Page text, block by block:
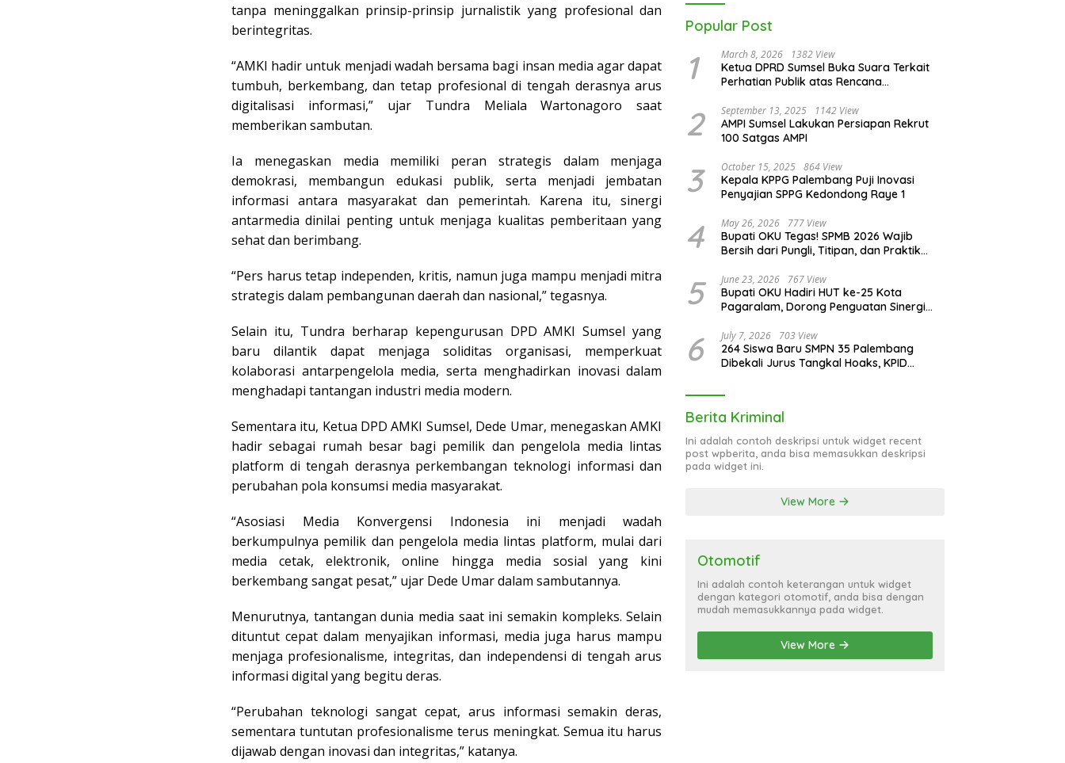
tanpa meninggalkan prinsip-prinsip jurnalistik yang profesional dan
berintegritas.
“AMKI hadir untuk menjadi wadah bersama bagi insan media agar dapat
tumbuh, berkembang, dan tetap profesional di tengah derasnya arus
digitalisasi informasi,” ujar Tundra Meliala Wartonagoro saat
memberikan sambutan.
Ia menegaskan media memiliki peran strategis dalam menjaga
demokrasi, membangun edukasi publik, serta menjadi jembatan
informasi antara masyarakat dan pemerintah. Karena itu, sinergi
antarmedia dinilai penting untuk menjaga kualitas pemberitaan yang
sehat dan berimbang.
“Pers harus tetap independen, kritis, namun juga mampu menjadi mitra
strategis dalam pembangunan daerah dan nasional,” tegasnya.
Selain itu, Tundra berharap kepengurusan DPD AMKI Sumsel yang
baru dilantik dapat menjaga soliditas organisasi, memperkuat
kolaborasi antarpengelola media, serta menghadirkan inovasi dalam
menghadapi tantangan industri media modern.
Sementara itu, Ketua DPD AMKI Sumsel, Dede Umar, menegaskan AMKI
hadir sebagai rumah besar bagi pemilik dan pengelola media lintas
platform di tengah derasnya perkembangan teknologi informasi dan
perubahan pola konsumsi media masyarakat.
“Asosiasi Media Konvergensi Indonesia ini menjadi wadah
berkumpulnya pemilik dan pengelola media lintas platform, mulai dari
media cetak, elektronik, online hingga media sosial yang kini
berkembang sangat pesat,” ujar Dede Umar dalam sambutannya.
Menurutnya, tantangan dunia media saat ini semakin kompleks. Selain
dituntut cepat dalam menyajikan informasi, media juga harus mampu
menjaga profesionalisme, integritas, dan independensi di tengah arus
informasi digital yang begitu deras.
“Perubahan teknologi sangat cepat, arus informasi semakin deras,
sementara tuntutan profesionalisme terus meningkat. Semua itu harus
dijawab dengan inovasi dan integritas,” katanya.
Popular Post
1 March 8, 2026 1382 View
Ketua DPRD Sumsel Buka Suara Terkait
Perhatian Publik atas Rencana
2 September 13, 2025 1142 View
AMPI Sumsel Lakukan Persiapan Rekrut
100 Satgas AMPI
3 October 15, 2025 864 View
Kepala KPPG Palembang Puji Inovasi
Penyajian SPPG Kedondong Raye 1
4 May 26, 2026 777 View
Bupati OKU Tegas! SPMB 2026 Wajib
Bersih dari Pungli, Titipan, dan Praktik
5 June 23, 2026 767 View
Bupati OKU Hadiri HUT ke-25 Kota
Pagaralam, Dorong Penguatan Sinergi
6 July 7, 2026 703 View
264 Siswa Baru SMPN 35 Palembang
Dibekali Jurus Tangkal Hoaks, KPID
Berita Kriminal
Ini adalah contoh deskripsi untuk widget recent
post wpberita, anda bisa memasukkan deskripsi
pada widget ini.
View More
Otomotif
Ini adalah contoh keterangan untuk widget
dengan kategori otomotif, anda bisa dengan
mudah memasukkannya pada widget.
View More